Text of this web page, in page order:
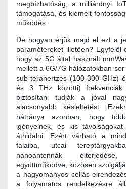
megbízhatóság, a milliárdnyi
támogatása, és kiemelt
működés.
De hogyan érjük majd el ezt a
paramétereket illetően? Egyfelől
hogy az 5G által használt
mellett a 6G/7G hálózatokban
sub-terahertzes (100-300 GHz)
és 3 THz közötti) frekvenciák
biztosítani tudják a jóval
alacsonyabb késleltetést.
hátránya azonban, hogy
igényelnek, és kis
áthidalni. Ezért várható a
falaiba, utcai
nanoantennák
együttműködve, közösen
a hagyományos cellás
a folyamatos rendelkezésre